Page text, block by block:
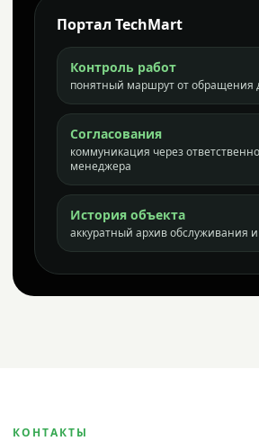
Портал TechMart
Контроль работ
понятный маршрут от обращения
Согласования
коммуникация через
менеджера
История объекта
аккуратный архив обслуживания
КОНТАКТЫ